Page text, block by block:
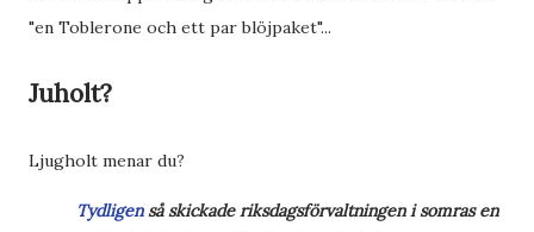
"en Toblerone och ett par blöjpaket"...
Juholt?
Ljugholt menar du?
Tydligenså skickade riksdagsförvaltningen i somras en